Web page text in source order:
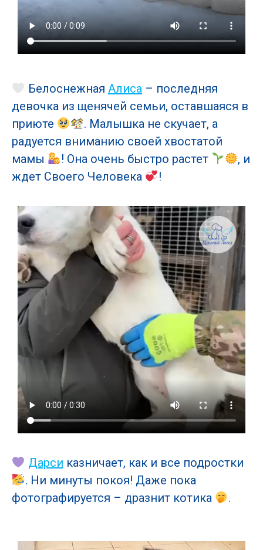
Белоснежная Алиса– последняя
девочка из щенячей семьи, оставшаяся в
приюте
. Малышка не скучает, а
радуется вниманию своей хвостатой
мамы
! Она очень быстро растет
, и
ждет Своего Человека
!
Дарси казничает, как и все подростки
. Ни минуты покоя! Даже пока
фотографируется – дразнит котика
.